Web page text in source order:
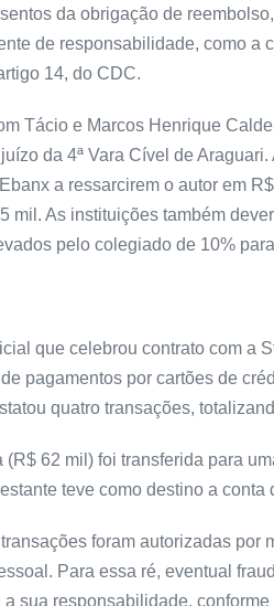
da obrigação de
de responsabilidade, como a
14, do CDC.
Tácio e Marcos Henrique
da 4ª Vara Cível de
a ressarcirem o autor em
mil. As instituições também
pelo colegiado de 10%
que celebrou contrato com a
pagamentos por cartões de
quatro transações,
62 mil) foi transferida para
teve como destino a
foram autorizadas
Para essa ré, eventual
sua responsabilidade,